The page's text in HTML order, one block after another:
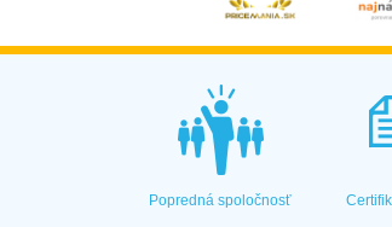
Popredná spoločnosť